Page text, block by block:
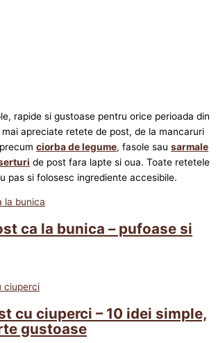
rapide si gustoase pentru orice perioada din
apreciate retete de post, de la mancaruri
ciorba de legume, fasole sau sarmale
de post fara lapte si oua. Toate retetele
pas si folosesc ingrediente accesibile.
ca la bunica – pufoase si
cu ciuperci – 10 idei simple,
gustoase